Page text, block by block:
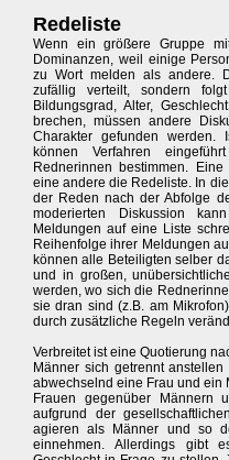
Redeliste
Wenn ein größere Gruppe
Dominanzen, weil einige
zu Wort melden als andere.
zufällig verteilt, sondern
Bildungsgrad, Alter,
brechen, müssen andere
Charakter gefunden
können Verfahren
Rednerinnen bestimmen.
eine andere die Redeliste. In
der Reden nach der Abfolge
moderierten Diskussion
Meldungen auf eine Liste
Reihenfolge ihrer Meldungen
können alle Beteiligten selber
und in großen,
werden, wo sich die
sie dran sind (z.B. am
durch zusätzliche Regeln
Verbreitet ist eine Quotierung
Männer sich getrennt
abwechselnd eine Frau und ein
Frauen gegenüber Männern
aufgrund der
agieren als Männer und so
einnehmen. Allerdings gibt